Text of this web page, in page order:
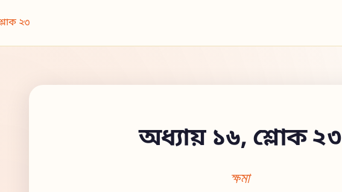
২৩
অধ্যায় ১৬, শ্লোক ২৩
ক্ষমা